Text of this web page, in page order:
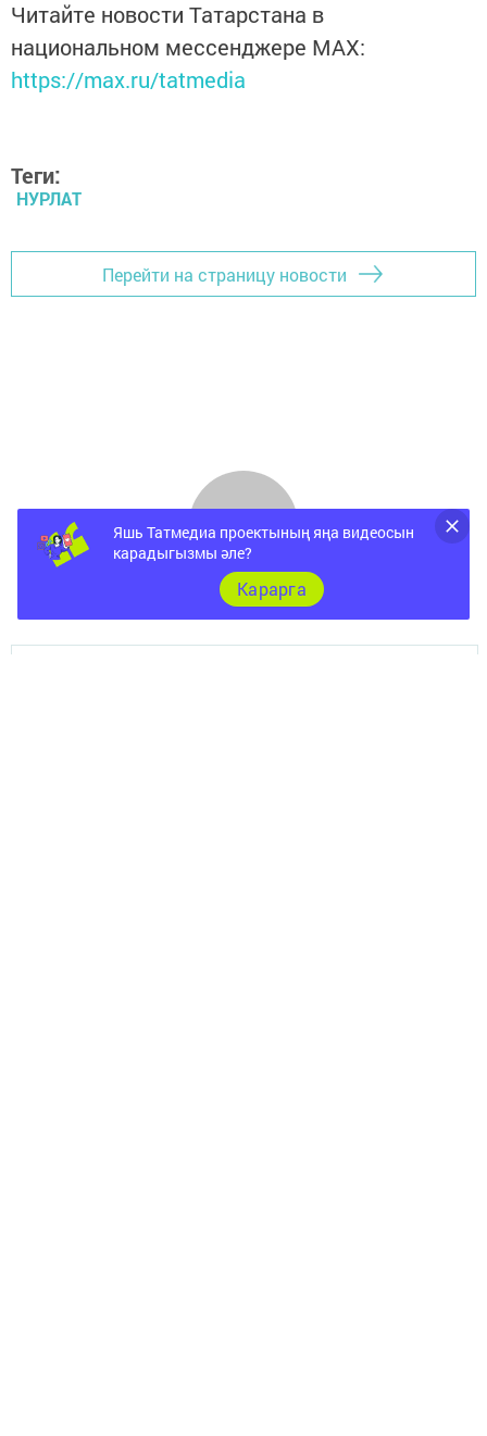
Читайте новости Татарстана в
национальном мессенджере MАХ:
https://max.ru/tatmedia
Теги:
НУРЛАТ
Перейти на страницу новости
Яшь Татмедиа проектының яңа видеосын
карадыгызмы әле?
Карарга